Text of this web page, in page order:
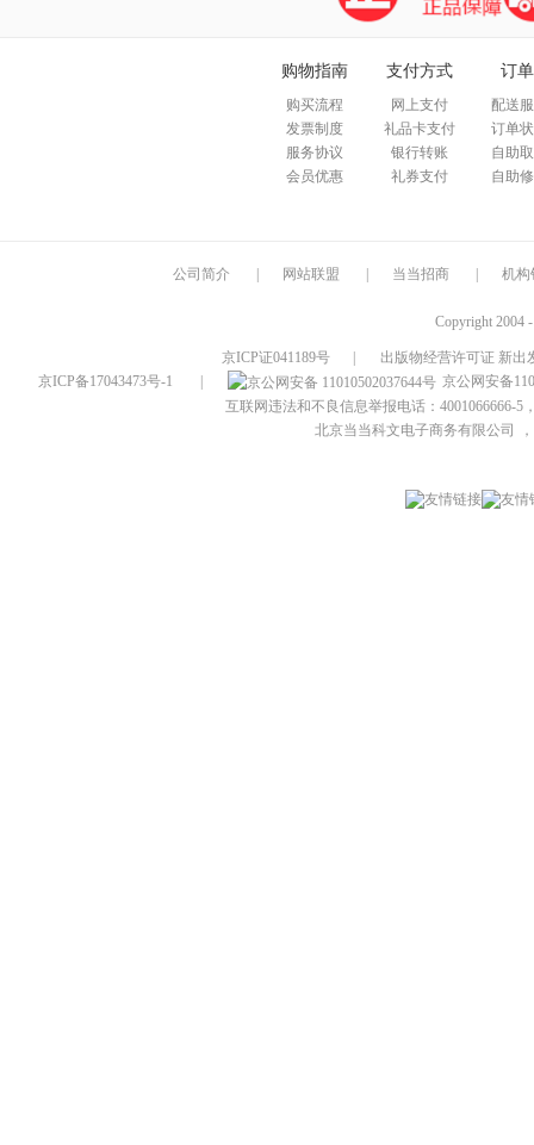
购物指南
购买流程
发票制度
服务协议
会员优惠
支付方式
网上支付
礼品卡支付
银行转账
礼券支付
订
配送
订单
自助
自助
公司简介 网站联盟 当当招商 机构
Copyright 2004
京ICP证041189号
出版物经营许可证 新出
京ICP备17043473号-1
京公网安备
互联网违法和不良信息举报电话：4001066666-5
北京当当科文电子商务有限公司